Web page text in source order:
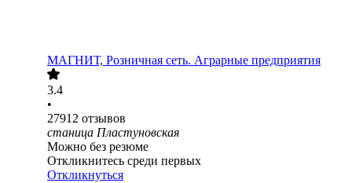
МАГНИТ, Розничная сеть. Аграрные предприятия
3.4
•
27912 отзывов
станица Пластуновская
Можно без резюме
Откликнитесь среди первых
Откликнуться